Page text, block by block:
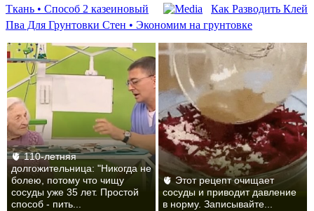
Ткань • Способ 2 казеиновый
Как Разводить Клей
Пва Для Грунтовки Стен • Экономим на грунтовке
🫀 110-летняя
долгожительница: "Никогда не
болею, потому что чищу
сосуды уже 35 лет. Простой
способ - пить...
🫀 Этот рецепт очищает
сосуды и приводит давление
в норму. Записывайте...